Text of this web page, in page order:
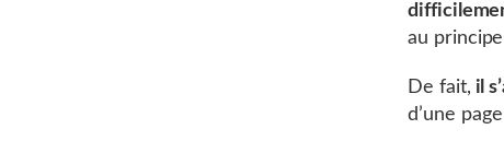
au
De fait, il
d’une